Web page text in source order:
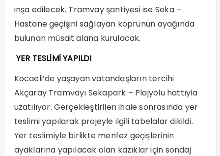
inşa edilecek. Tramvay şantiyesi ise Seka –
Hastane geçişini sağlayan köprünün ayağında
bulunan müsait alana kurulacak.
YER TESLİMİ YAPILDI
Kocaeli’de yaşayan vatandaşların tercihi
Akçaray Tramvayı Sekapark – Plajyolu hattıyla
uzatılıyor. Gerçekleştirilen ihale sonrasında yer
teslimi yapılarak projeyle ilgili tabelalar dikildi.
Yer teslimiyle birlikte menfez geçişlerinin
ayaklarına yapılacak olan kazıklar için sondaj